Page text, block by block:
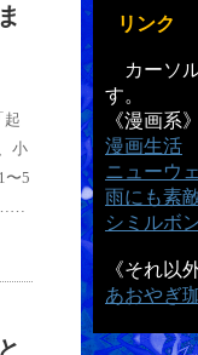
起
小
〜5
リンク
カーソ
す。
《漫画系》
漫画生活
ニューウ
雨にも素
シミルボ
《それ以
あおやぎ